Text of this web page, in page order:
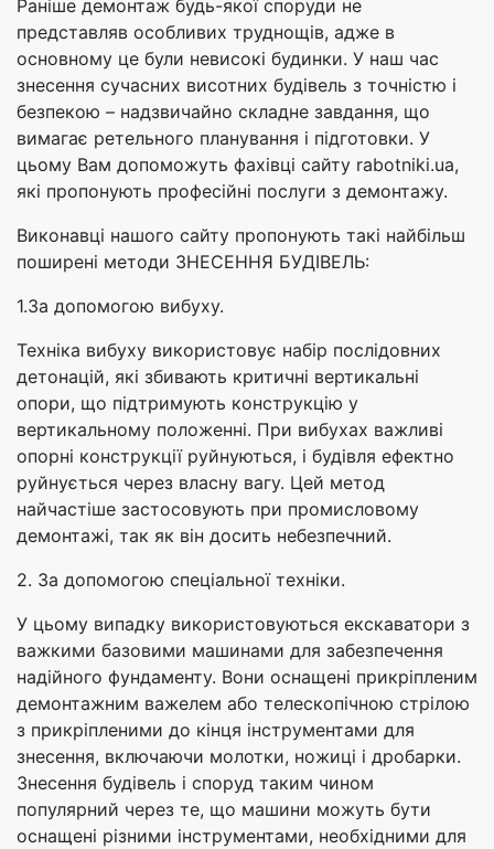
Раніше демонтаж будь-якої споруди не
представляв особливих труднощів, адже в
основному це були невисокі будинки. У наш час
знесення сучасних висотних будівель з точністю і
безпекою – надзвичайно складне завдання, що
вимагає ретельного планування і підготовки. У
цьому Вам допоможуть фахівці сайту rabotniki.ua,
які пропонують професійні послуги з демонтажу.
Виконавці нашого сайту пропонують такі найбільш
поширені методи ЗНЕСЕННЯ БУДІВЕЛЬ:
1.За допомогою вибуху.
Техніка вибуху використовує набір послідовних
детонацій, які збивають критичні вертикальні
опори, що підтримують конструкцію у
вертикальному положенні. При вибухах важливі
опорні конструкції руйнуються, і будівля ефектно
руйнується через власну вагу. Цей метод
найчастіше застосовують при промисловому
демонтажі, так як він досить небезпечний.
2. За допомогою спеціальної техніки.
У цьому випадку використовуються екскаватори з
важкими базовими машинами для забезпечення
надійного фундаменту. Вони оснащені прикріпленим
демонтажним важелем або телескопічною стрілою
з прикріпленими до кінця інструментами для
знесення, включаючи молотки, ножиці і дробарки.
Знесення будівель і споруд таким чином
популярний через те, що машини можуть бути
оснащені різними інструментами, необхідними для